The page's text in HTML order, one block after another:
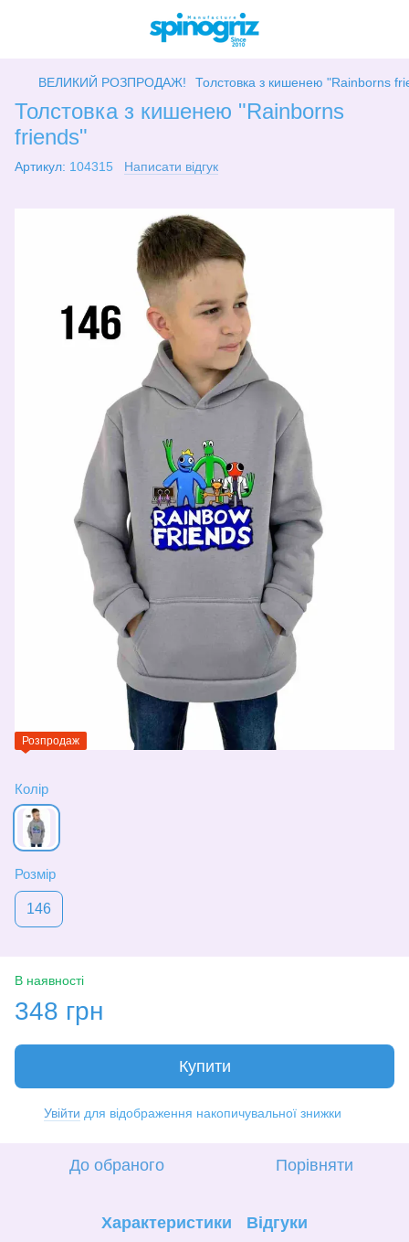
ВЕЛИКИЙ РОЗПРОДАЖ! Толстовка з кишенею "Rainborns
Толстовка з кишенею "Rainborns
friends"
Артикул: 104315 Написати відгук
Розпродаж
Колір
Розмір
146
В наявності
348 грн
Купити
Увійти для відображення накопичувальної знижки
До обраного Порівняти
Характеристики Відгуки